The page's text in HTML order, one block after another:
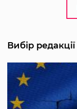
Вибір редакції